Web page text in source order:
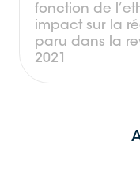
fonction de
impact sur la
paru dans la
2021